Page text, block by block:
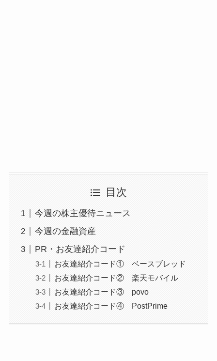
目次
今週の株主優待ニュース
今週の金融資産
PR・お友達紹介コード
お友達紹介コード① ベースブレッド
お友達紹介コード② 楽天モバイル
お友達紹介コード③ povo
お友達紹介コード④ PostPrime